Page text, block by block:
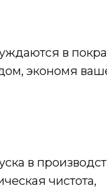
в
экономя
в
чистота,